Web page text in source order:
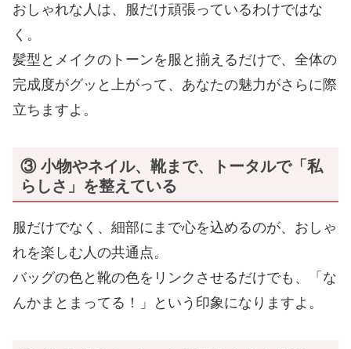
おしゃれな人は、服だけ頑張っているわけではな
く。
髪型とメイクのトーンを服と揃えるだけで、全体の
完成度がグッと上がって、あなたの魅力がさらに際
立ちますよ。
③ 小物やネイル、靴まで、 トータルで「私
らしさ」を整えている
服だけでなく、細部にまで心を込めるのが、おしゃ
れを楽しむ人の共通点。
バッグの色と靴の色をリンクさせるだけでも、「な
んかまとまってる！」という印象になりますよ。